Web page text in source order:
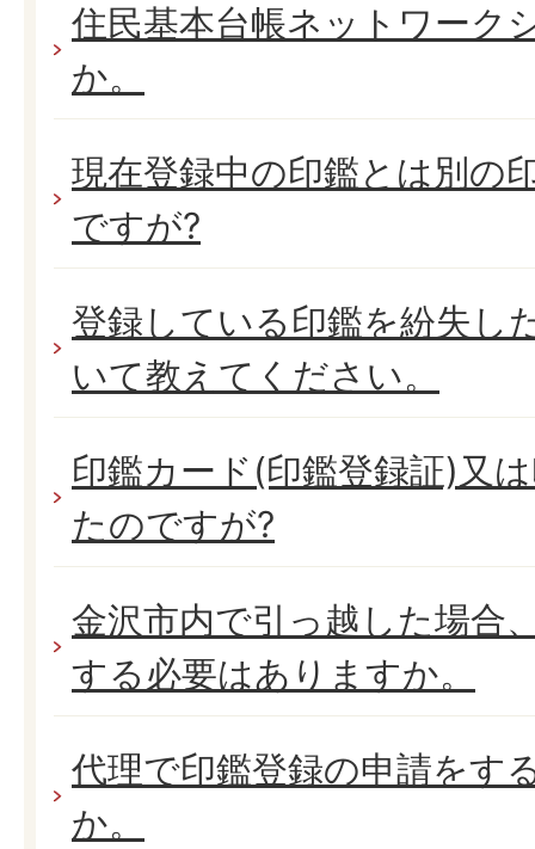
住民基本台帳ネットワーク
か。
現在登録中の印鑑とは別の
ですが?
登録している印鑑を紛失し
いて教えてください。
印鑑カード(印鑑登録証)又
たのですが?
金沢市内で引っ越した場合
する必要はありますか。
代理で印鑑登録の申請をす
か。